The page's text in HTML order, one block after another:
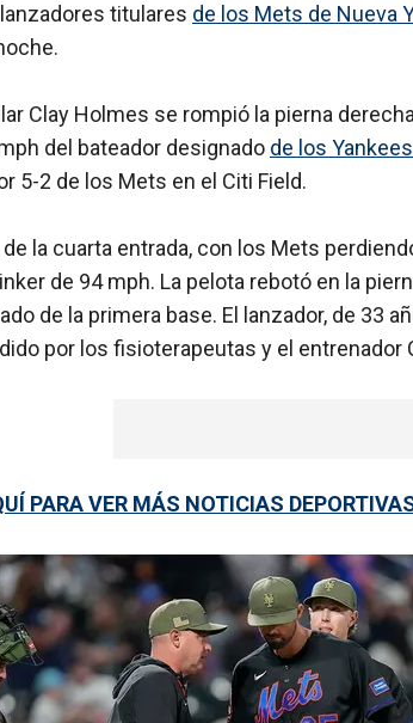
titulares de los Mets de Nueva
Clay Holmes se rompió la pierna
del bateador designado de los
5-2 de los Mets en el Citi Field.
de la cuarta entrada, con los Mets
de 94 mph. La pelota rebotó en la
de la primera base. El lanzador, de 33
por los fisioterapeutas y el entrenador
PARA VER MÁS NOTICIAS